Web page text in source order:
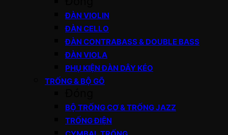
ĐÀN VIOLIN
ĐÀN CELLO
ĐÀN CONTRABASS & DOUBLE BASS
ĐÀN VIOLA
PHỤ KIỆN ĐÀN DÂY KÉO
TRỐNG & BỘ GÕ
BỘ TRỐNG CƠ & TRỐNG JAZZ
TRỐNG ĐIỆN